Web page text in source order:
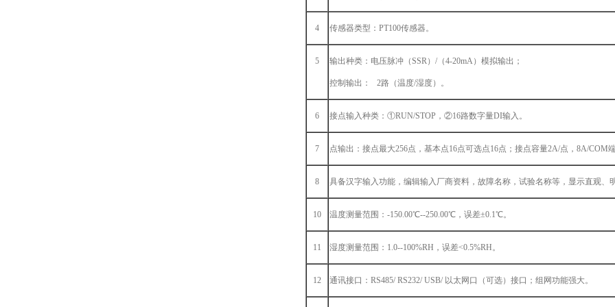
4 传感器类型： PT100传感器。
5 输出种类：电压脉冲（SSR）/（4-20mA）模拟输出；
控制输出： 2路（温度/湿度）。
6 接点输入种类： ①RUN/STOP， ②16路数字量DI输入。
7 点输出：接点最大256点，基本点16点可选点16点；接点容量2A/点，8A/COM端
8 具备汉字输入功能，编辑输入厂商资料，故障名称，试验名称等，显示直观、明
10 温度测量范围： -150.00℃--250.00℃ ，误差±0.1℃。
11 湿度测量范围： 1.0--100%RH，误差<0.5%RH。
12 通讯接口： RS485/ RS232/ USB/ 以太网口（可选）接口；组网功能强大。